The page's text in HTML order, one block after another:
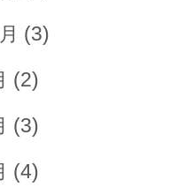
(3)
(2)
(3)
(4)